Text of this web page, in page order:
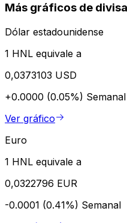
Más gráficos de
Dólar estadounidense
1 HNL equivale a
0,0373103 USD
+0.0000 (0.05%) Semanal
Ver gráfico
Euro
1 HNL equivale a
0,0322796 EUR
-0.0001 (0.41%) Semanal